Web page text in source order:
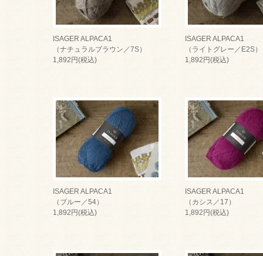
ISAGER ALPACA1
（ナチュラルブラウン／7S）
1,892円(税込)
ISAGER ALPACA1
（ライトグレー／E2S）
1,892円(税込)
ISAGER ALPACA1
（ブルー／54）
1,892円(税込)
ISAGER ALPACA1
（カシス／17）
1,892円(税込)